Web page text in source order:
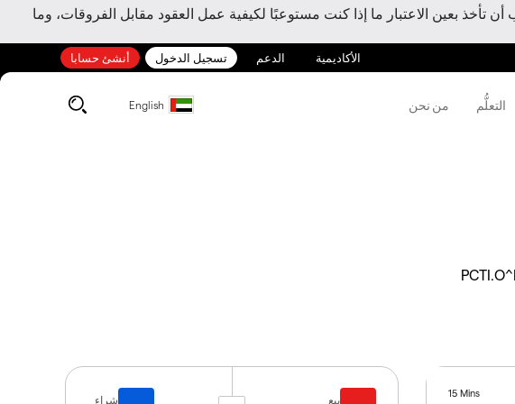
بعين الاعتبار ما إذا كنت مستوعبًا لكيفية عمل العقود مقابل الفروقات، وما
الأكاديمية الدعم تسجيل الدخول أنشئ حسابا
التعلُّم من نحن English
بيع شراء
15 Mins